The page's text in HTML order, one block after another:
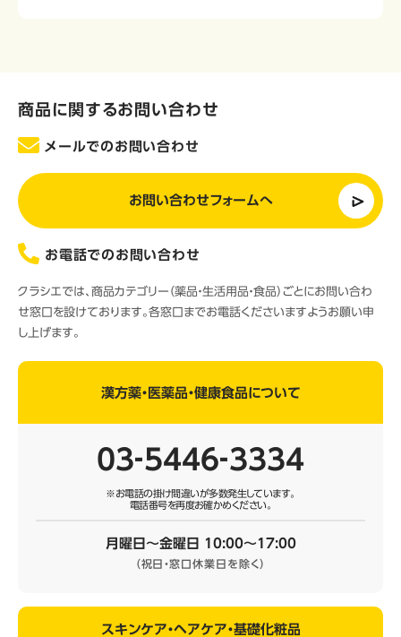
商品に関するお問い合わせ
メールでのお問い合わせ
お問い合わせフォームへ
お電話でのお問い合わせ
クラシエでは、商品カテゴリー（薬品・生活用品・食品）ごとにお問い合わ
せ窓口を設けております。各窓口までお電話くださいますようお願い申
し上げます。
漢方薬・医薬品・健康食品について
03‐5446‐3334
※お電話の掛け間違いが多数発生しています。
電話番号を再度お確かめください。
月曜日～金曜日 10:00～17:00
（祝日・窓口休業日を除く）
スキンケア・ヘアケア・基礎化粧品